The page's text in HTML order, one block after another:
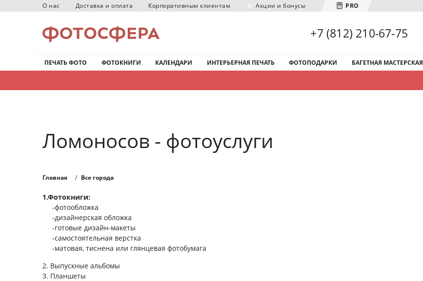
О нас Доставка и оплата Корпоративным клиентам Акции и бонусы PRO
Загрузка городов...
+7 (812) 210-67-75
ПЕЧАТЬ ФОТО ФОТОКНИГИ КАЛЕНДАРИ ИНТЕРЬЕРНАЯ ПЕЧАТЬ ФОТОПОДАРКИ БАГЕТНАЯ МАСТЕРСКАЯ
Ломоносов - фотоуслуги
Главная Все города
1.Фотокниги:
-фотообложка
-дизайнерская обложка
-готовые дизайн-макеты
-самостоятельная верстка
-матовая, тиснена или глянцевая фотобумага
2. Выпускные альбомы
3. Планшеты